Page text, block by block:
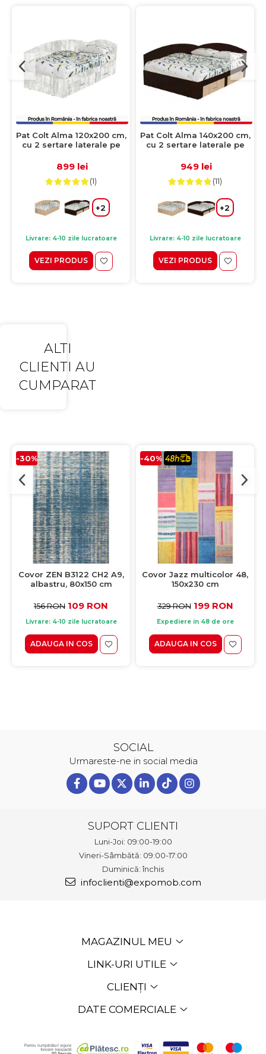
Pat Colt Alma 120x200 cm,
cu 2 sertare laterale pe
pin antichizat
899 lei
(1)
+2
Livrare: 4-10 zile lucratoare
VEZI PRODUS
Pat Colt Alma 140x200 cm,
cu 2 sertare laterale pe
sonoma inchis + sonoma
949 lei
(11)
+2
Livrare: 4-10 zile lucratoare
VEZI PRODUS
ALTI
CLIENTI AU
CUMPARAT
-30%
Covor ZEN B3122 CH2 A9,
albastru, 80x150 cm
156 RON 109 RON
Livrare: 4-10 zile lucratoare
ADAUGA IN COS
-40%
Covor Jazz multicolor 48,
150x230 cm
329 RON 199 RON
Expediere in 48 de ore
ADAUGA IN COS
SOCIAL
Urmareste-ne in social media
SUPORT CLIENTI
Luni-Joi: 09:00-19:00
Vineri-Sâmbătă: 09:00-17:00
Duminică: închis
infoclienti@expomob.com
MAGAZINUL MEU
LINK-URI UTILE
CLIENȚI
DATE COMERCIALE